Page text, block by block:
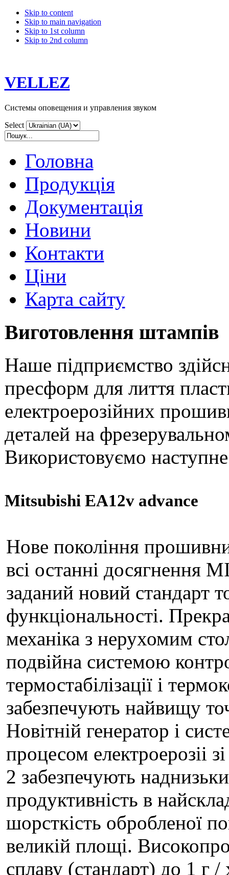
Skip to content
Skip to main navigation
Skip to 1st column
Skip to 2nd column
VELLEZ
Системы оповещения и управления звуком
Select
Головна
Продукція
Документація
Новини
Контакти
Ціни
Карта сайту
Виготовлення штампів
Наше підприємство
пресформ для лиття
електроерозійних
деталей на
Використовуємо
Mitsubishi EA12v advance
Нове покоління
всі останні досягнення
заданий новий стандарт
функціональності.
механіка з нерухомим
подвійна системою
термостабілізації і
забезпечують найвищу
Новітній генератор і
процесом електроерозіі
2 забезпечують
продуктивність в
шорсткість обробленої
великій площі.
сплаву (стандарт) до 1 г